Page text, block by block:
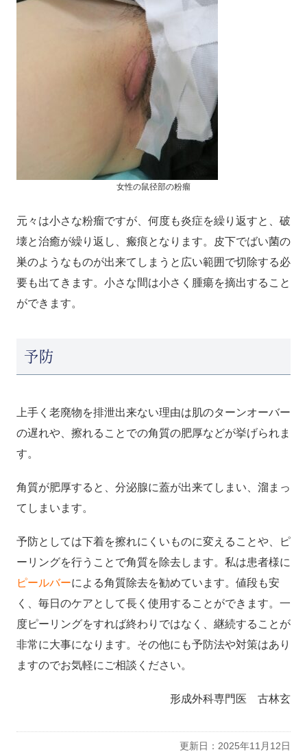
女性の鼠径部の粉瘤
元々は小さな粉瘤ですが、何度も炎症を繰り返すと、破
壊と治癒が繰り返し、瘢痕となります。皮下でばい菌の
巣のようなものが出来てしまうと広い範囲で切除する必
要も出てきます。小さな間は小さく腫瘍を摘出すること
ができます。
予防
上手く老廃物を排泄出来ない理由は肌のターンオーバー
の遅れや、擦れることでの角質の肥厚などが挙げられま
す。
角質が肥厚すると、分泌腺に蓋が出来てしまい、溜まっ
てしまいます。
予防としては下着を擦れにくいものに変えることや、ピ
ーリングを行うことで角質を除去します。私は患者様に
ピールバーによる角質除去を勧めています。値段も安
く、毎日のケアとして長く使用することができます。一
度ピーリングをすれば終わりではなく、継続することが
非常に大事になります。その他にも予防法や対策はあり
ますのでお気軽にご相談ください。
形成外科専門医 古林玄
更新日：2025年11月12日